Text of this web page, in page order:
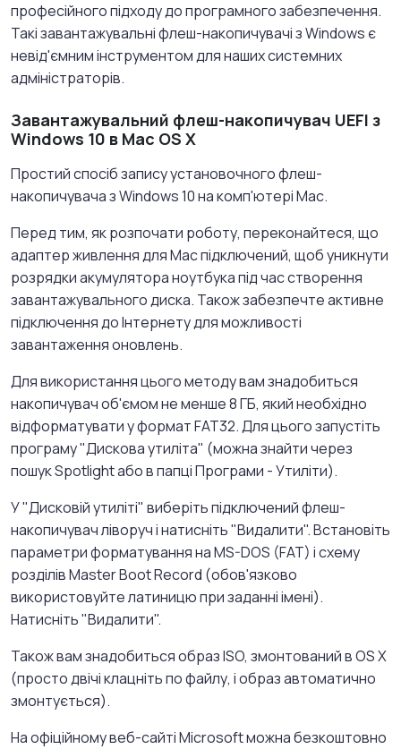
професійного підходу до програмного забезпечення.
Такі завантажувальні флеш-накопичувачі з Windows є
невід'ємним інструментом для наших системних
адміністраторів.
Завантажувальний флеш-накопичувач UEFI з
Windows 10 в Mac OS X
Простий спосіб запису установочного флеш-
накопичувача з Windows 10 на комп'ютері Mac.
Перед тим, як розпочати роботу, переконайтеся, що
адаптер живлення для Mac підключений, щоб уникнути
розрядки акумулятора ноутбука під час створення
завантажувального диска. Також забезпечте активне
підключення до Інтернету для можливості
завантаження оновлень.
Для використання цього методу вам знадобиться
накопичувач об'ємом не менше 8 ГБ, який необхідно
відформатувати у формат FAT32. Для цього запустіть
програму "Дискова утиліта" (можна знайти через
пошук Spotlight або в папці Програми - Утиліти).
У "Дисковій утиліті" виберіть підключений флеш-
накопичувач ліворуч і натисніть "Видалити". Встановіть
параметри форматування на MS-DOS (FAT) і схему
розділів Master Boot Record (обов'язково
використовуйте латиницю при заданні імені).
Натисніть "Видалити".
Також вам знадобиться образ ISO, змонтований в OS X
(просто двічі клацніть по файлу, і образ автоматично
змонтується).
На офіційному веб-сайті Microsoft можна безкоштовно